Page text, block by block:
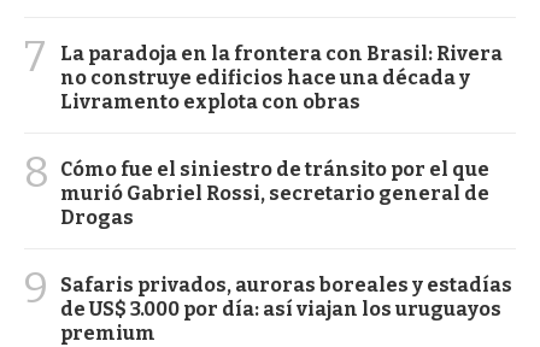
7
La paradoja en la frontera con Brasil: Rivera
no construye edificios hace una década y
Livramento explota con obras
8
Cómo fue el siniestro de tránsito por el que
murió Gabriel Rossi, secretario general de
Drogas
9
Safaris privados, auroras boreales y estadías
de US$ 3.000 por día: así viajan los uruguayos
premium